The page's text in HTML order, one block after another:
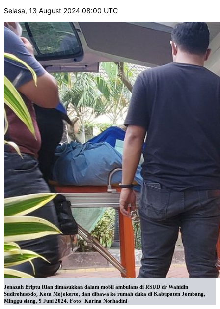
Selasa, 13 August 2024 08:00 UTC
Jenazah Briptu Rian dimasukkan dalam mobil ambulans di RSUD dr Wahidin
Sudirohusodo, Kota Mojokerto, dan dibawa ke rumah duka di Kabupaten Jombang,
Minggu siang, 9 Juni 2024. Foto: Karina Norhadini